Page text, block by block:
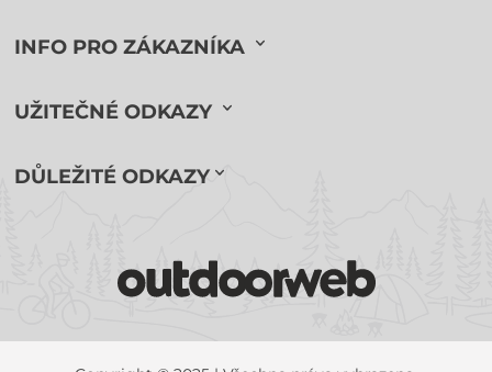
INFO PRO ZÁKAZNÍKA
UŽITEČNÉ ODKAZY
DŮLEŽITÉ ODKAZY